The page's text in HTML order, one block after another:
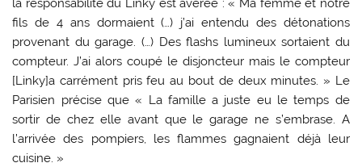
la responsabilité du Linky est avérée : « Ma femme et notre
fils de 4 ans dormaient (…) j’ai entendu des détonations
provenant du garage. (…) Des flashs lumineux sortaient du
compteur. J’ai alors coupé le disjoncteur mais le compteur
[Linky]a carrément pris feu au bout de deux minutes. » Le
Parisien précise que « La famille a juste eu le temps de
sortir de chez elle avant que le garage ne s’embrase. A
l’arrivée des pompiers, les flammes gagnaient déjà leur
cuisine. »